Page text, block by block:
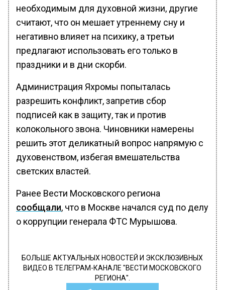
необходимым для духовной жизни, другие
считают, что он мешает утреннему сну и
негативно влияет на психику, а третьи
предлагают использовать его только в
праздники и в дни скорби.
Администрация Яхромы попыталась
разрешить конфликт, запретив сбор
подписей как в защиту, так и против
колокольного звона. Чиновники намерены
решить этот деликатный вопрос напрямую с
духовенством, избегая вмешательства
светских властей.
Ранее Вести Московского региона
сообщали, что в Москве начался суд по делу
о коррупции генерала ФТС Мурышова.
БОЛЬШЕ АКТУАЛЬНЫХ НОВОСТЕЙ И ЭКСКЛЮЗИВНЫХ
ВИДЕО В ТЕЛЕГРАМ-КАНАЛЕ "ВЕСТИ МОСКОВСКОГО
РЕГИОНА".